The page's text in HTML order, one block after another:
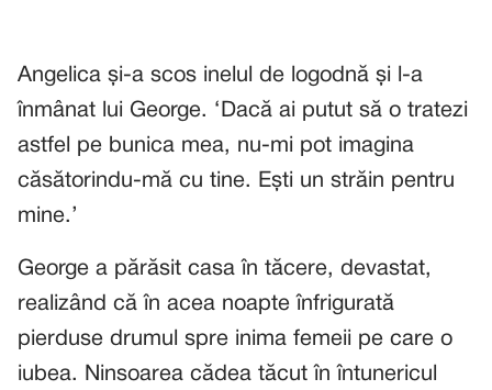
Angelica și-a scos inelul de logodnă și l-a
înmânat lui George. ‘Dacă ai putut să o tratezi
astfel pe bunica mea, nu-mi pot imagina
căsătorindu-mă cu tine. Ești un străin pentru
mine.’
George a părăsit casa în tăcere, devastat,
realizând că în acea noapte înfrigurată
pierduse drumul spre inima femeii pe care o
iubea. Ninsoarea cădea tăcut în întunericul